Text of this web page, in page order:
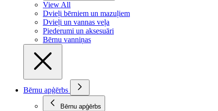
View All
Dvieļi bērniem un mazuļiem
Dvieļi un vannas veļa
Piederumi un aksesuāri
Bērnu vanniņas
Bērnu apģērbs
Bērnu apģērbs